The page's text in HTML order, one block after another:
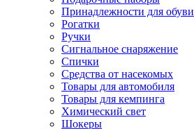
Принадлежности для обуви
Рогатки
Ручки
Сигнальное снаряжение
Спички
Средства от насекомых
Товары для автомобиля
Товары для кемпинга
Химический свет
Шокеры